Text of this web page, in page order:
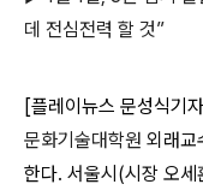
데 전심전력 할 것”
[플레이뉴스 문성식기자
문화기술대학원 외래교
한다. 서울시 (시장 오세